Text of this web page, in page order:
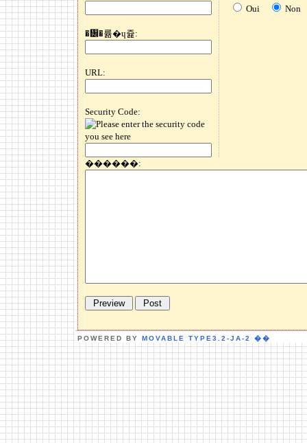
�᡼�륢�ɥ쥹:
URL:
Security Code:
Oui Non
������:
POWERED BY MOVABLE TYPE3.2-JA-2 ��